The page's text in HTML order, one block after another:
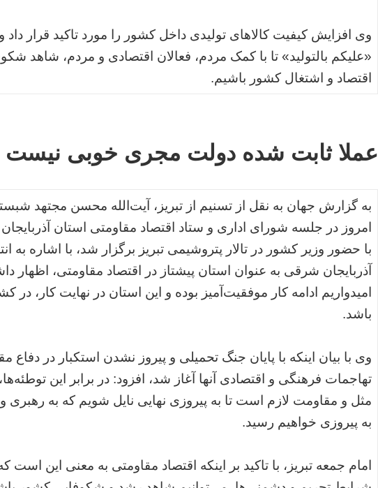
وی افزایش کیفیت کالاهای تولیدی داخل کشور را مورد تاکید قرار
«علیکم بالتولید» تا با کمک مردم، فعالان اقتصادی و مردم، شاهد
اقتصاد و اشتغال کشور باشیم.
عملا ثابت شده دولت مجری خوبی نیست
به گزارش جهان به نقل از تسنیم از تبریز، آیت‌الله محسن مجتهد
امروز در جلسه شورای اداری و ستاد اقتصاد مقاومتی استان
با حضور وزیر کشور در تالار پتروشیمی تبریز برگزار شد، با اشاره به
آذربایجان شرقی به عنوان استان پیشتاز در اقتصاد مقاومتی، اظهار
امیدواریم ادامه کار موفقیت‌آمیز بوده و این استان در نهایت کار، در
باشد.
وی با بیان اینکه با پایان جنگ تحمیلی و پیروز نشدن استکبار در دفاع
تهاجمات فرهنگی و اقتصادی آنها آغاز شد، افزود: در برابر این
مثل و مقاومت لازم است تا به پیروزی نهایی نایل شویم که به رهبری
به پیروزی خواهیم رسید.
امام جمعه تبریز، با تاکید بر اینکه اقتصاد مقاومتی به معنی این است